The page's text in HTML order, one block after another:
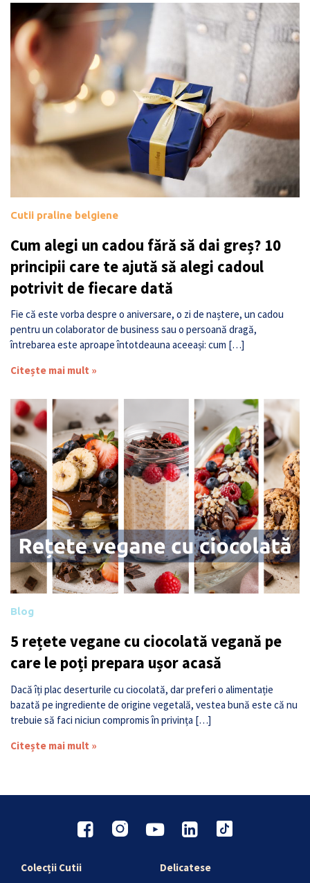
Cutii praline belgiene
Cum alegi un cadou fără să dai greș? 10
principii care te ajută să alegi cadoul
potrivit de fiecare dată
Fie că este vorba despre o aniversare, o zi de naștere, un cadou
pentru un colaborator de business sau o persoană dragă,
întrebarea este aproape întotdeauna aceeași: cum […]
Citește mai mult »
Blog
5 rețete vegane cu ciocolată vegană pe
care le poți prepara ușor acasă
Dacă îți plac deserturile cu ciocolată, dar preferi o alimentație
bazată pe ingrediente de origine vegetală, vestea bună este că nu
trebuie să faci niciun compromis în privința […]
Citește mai mult »
Colecții Cutii Delicatese